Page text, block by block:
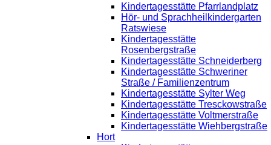
Kindertagesstätte Pfarrlandplatz
Hör- und Sprachheilkindergarten
Ratswiese
Kindertagesstätte
Rosenbergstraße
Kindertagesstätte Schneiderberg
Kindertagesstätte Schweriner
Straße / Familienzentrum
Kindertagesstätte Sylter Weg
Kindertagesstätte Tresckowstraße
Kindertagesstätte Voltmerstraße
Kindertagesstätte Wiehbergstraße
Hort